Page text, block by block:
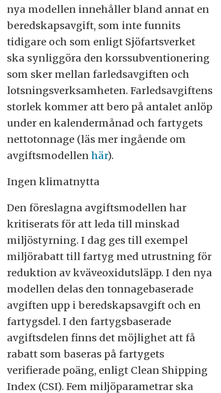
nya modellen innehåller bland annat en
beredskapsavgift, som inte funnits
tidigare och som enligt Sjöfartsverket
ska synliggöra den korssubventionering
som sker mellan farledsavgiften och
lotsningsverksamheten. Farledsavgiftens
storlek kommer att bero på antalet anlöp
under en kalendermånad och fartygets
nettotonnage (läs mer ingående om
avgiftsmodellen här).
Ingen klimatnytta
Den föreslagna avgiftsmodellen har
kritiserats för att leda till minskad
miljöstyrning. I dag ges till exempel
miljörabatt till fartyg med utrustning för
reduktion av kväveoxidutsläpp. I den nya
modellen delas den tonnagebaserade
avgiften upp i beredskapsavgift och en
fartygsdel. I den fartygsbaserade
avgiftsdelen finns det möjlighet att få
rabatt som baseras på fartygets
verifierade poäng, enligt Clean Shipping
Index (CSI). Fem miljöparametrar ska